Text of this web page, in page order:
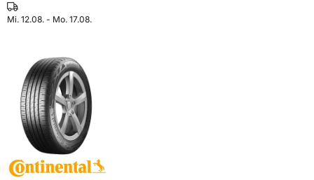
Mi. 12.08. - Mo. 17.08.